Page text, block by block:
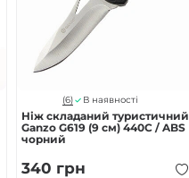
(6) В наявності
Ніж складаний туристичний
Ganzo G619 (9 см) 440C / ABS
чорний
340 грн